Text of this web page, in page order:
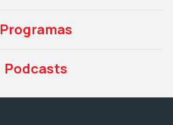
Programas
Podcasts